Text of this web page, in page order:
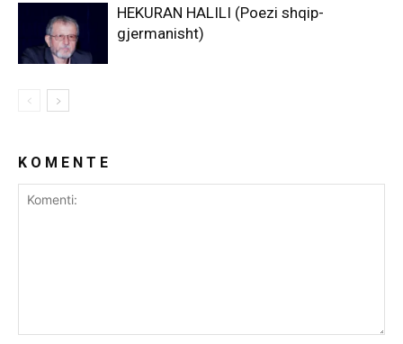
HEKURAN HALILI (Poezi shqip-
gjermanisht)
K O M E N T E